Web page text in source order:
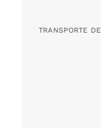
TRANSPORTE